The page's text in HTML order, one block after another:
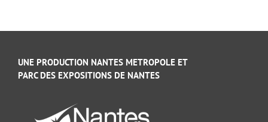
UNE PRODUCTION NANTES METROPOLE ET
PARC DES EXPOSITIONS DE NANTES